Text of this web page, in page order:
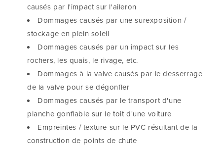
causés par l'impact sur l'aileron
Dommages causés par une surexposition /
stockage en plein soleil
Dommages causés par un impact sur les
rochers, les quais, le rivage, etc.
Dommages à la valve causés par le desserrage
de la valve pour se dégonfler
Dommages causés par le transport d'une
planche gonflable sur le toit d'une voiture
Empreintes / texture sur le PVC résultant de la
construction de points de chute